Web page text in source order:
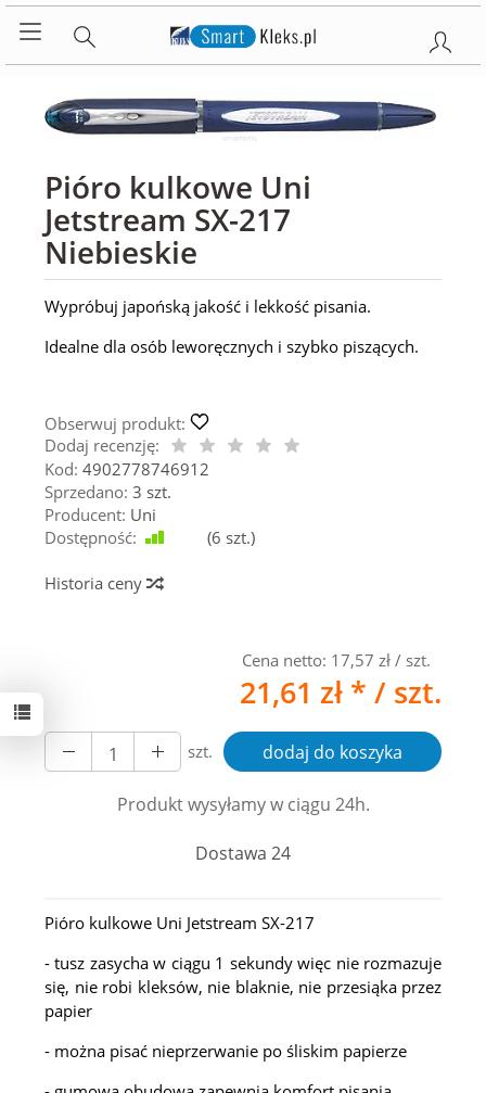
Pióro kulkowe Uni
Jetstream SX-217
Niebieskie
Wypróbuj japońską jakość i lekkość pisania.
Idealne dla osób leworęcznych i szybko piszących.
Obserwuj produkt:
Dodaj recenzję:
Kod: 4902778746912
Sprzedano: 3 szt.
Producent: Uni
Dostępność:
(6 szt.)
Historia ceny
Cena netto: 17,57 zł / szt.
21,61 zł * / szt.
szt. dodaj do koszyka
Produkt wysyłamy w ciągu 24h.
Dostawa 24
Pióro kulkowe Uni Jetstream SX-217
- tusz zasycha w ciągu 1 sekundy więc nie rozmazuje
się, nie robi kleksów, nie blaknie, nie przesiąka przez
papier
- można pisać nieprzerwanie po śliskim papierze